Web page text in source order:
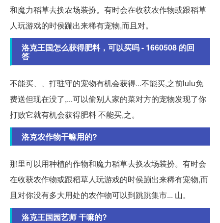
和魔力稻草去换农场装扮。有时会在收获农作物或跟稻草
人玩游戏的时侯蹦出来稀有宠物,而且对。
洛克王国怎么获得肥料，可以买吗 - 1660508 的回
答
不能买、、打驻守的宠物有机会获得...不能买,之前lulu免
费送但现在没了,...可以偷别人家的菜对方的宠物发现了你
打败它就有机会获得肥料 不能买,之。
洛克农作物干嘛用的?
那里可以用种植的作物和魔力稻草去换农场装扮。有时会
在收获农作物或跟稻草人玩游戏的时侯蹦出来稀有宠物,而
且对你没有多大用处的农作物可以到跳跳集市... 山。
洛克王国园艺师 干嘛的?